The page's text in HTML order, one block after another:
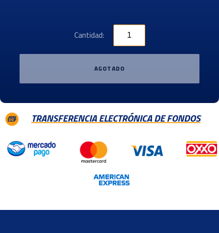
Cantidad:
AGOTADO
TRANSFERENCIA ELECTRÓNICA DE FONDOS